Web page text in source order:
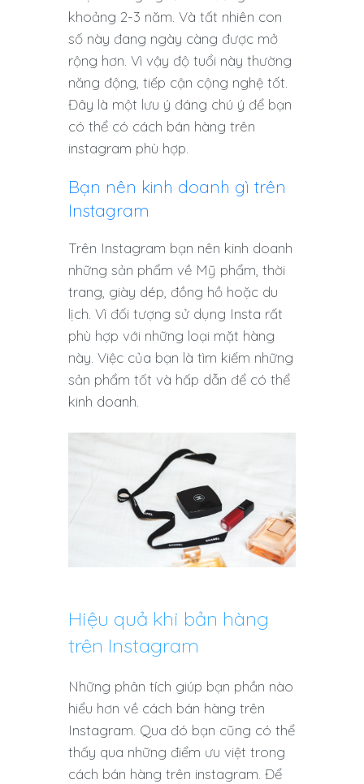
khoảng 2-3 năm. Và tất nhiên con
số này đang ngày càng được mở
rộng hơn. Vì vậy độ tuổi này thường
năng động, tiếp cận cộng nghệ tốt.
Đây là một lưu ý đáng chú ý để bạn
có thể có cách bán hàng trên
instagram phù hợp.
Bạn nên kinh doanh gì trên
Instagram
Trên Instagram bạn nên kinh doanh
những sản phẩm về Mỹ phẩm, thời
trang, giày dép, đồng hồ hoặc du
lịch. Vì đối tượng sử dụng Insta rất
phù hợp với những loại mặt hàng
này. Việc của bạn là tìm kiếm những
sản phẩm tốt và hấp dẫn để có thể
kinh doanh.
Hiệu quả khi bản hàng
trên Instagram
Những phân tích giúp bạn phần nào
hiểu hơn về cách bán hàng trên
Instagram. Qua đó bạn cũng có thể
thấy qua những điểm ưu việt trong
cách bán hàng trên instagram. Để